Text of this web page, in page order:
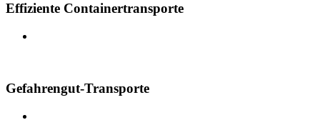
Effiziente Containertransporte
Gefahrengut-Transporte